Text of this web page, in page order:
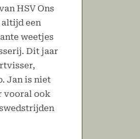
HSV Ons
altijd een
weetjes
Dit jaar
Jan is niet
vooral ook